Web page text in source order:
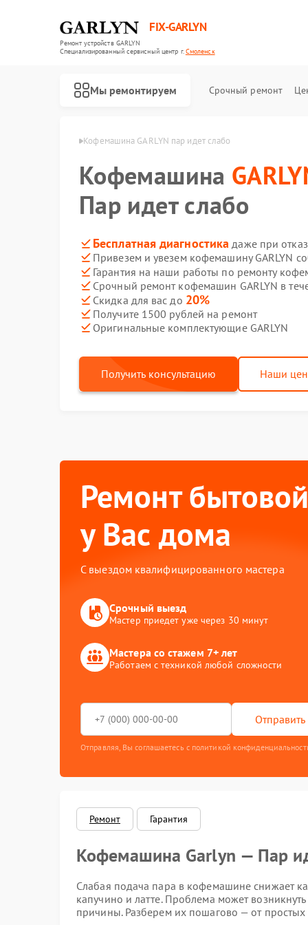
FIX-GARLYN
Ремонт устройств GARLYN
Специализированный cервисный центр г.Смоленск
Мы ремонтируем Срочный ремонт
в Смоленске Кофемашина GARLYN пар идет слабо
Кофемашина
Пар идет слабо
Бесплатная диагностика даже при
Привезем и увезем кофемашину GARLYN
Гарантия на наши работы по ремонту
Срочный ремонт кофемашин GARLYN в
Скидка для вас до 20%
Получите 1500 рублей на ремонт
Оригинальные комплектующие GARLYN
Получить консультацию Наши
Ремонт
у Вас дома
С выездом квалифицированного мастера
Срочный выезд
Мастер приедет уже через 30 минут
Мастера со стажем 7+ лет
Работаем с техникой любой сложности
Отправить
Отправляя, Вы соглашаетесь с политикой
Ремонт Гарантия
Кофемашина Garlyn — Пар
Слабая подача пара в кофемашине снижает
капучино и латте. Проблема может
причины. Разберем их пошагово — от